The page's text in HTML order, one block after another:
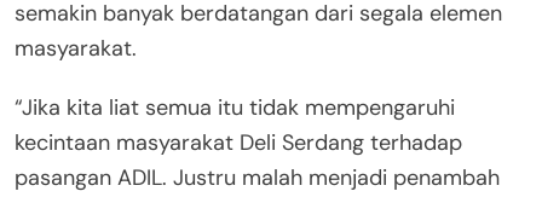
semakin banyak berdatangan dari segala elemen
masyarakat.
“Jika kita liat semua itu tidak mempengaruhi
kecintaan masyarakat Deli Serdang terhadap
pasangan ADIL. Justru malah menjadi penambah